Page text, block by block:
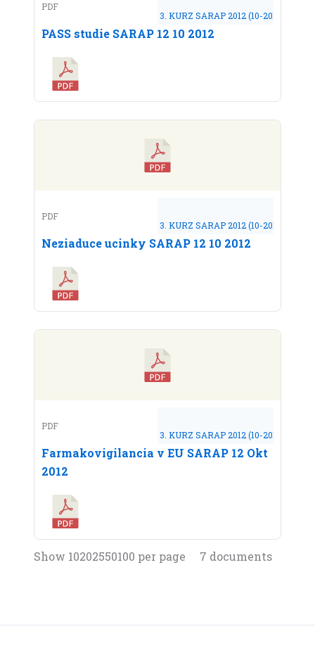
PDF
3. KURZ SARAP 2012 (10-2012)
PASS studie SARAP 12 10 2012
PDF
3. KURZ SARAP 2012 (10-2012)
Neziaduce ucinky SARAP 12 10 2012
PDF
3. KURZ SARAP 2012 (10-2012)
Farmakovigilancia v EU SARAP 12 Okt
2012
Show 10202550100 per page 7 documents